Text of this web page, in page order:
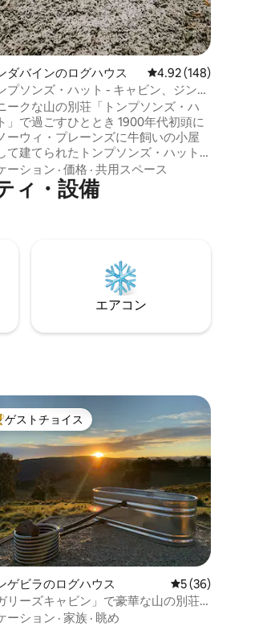
ダバインのログハウス レビュー148件、5つ
4.92 (148)
プソンズ・ハット - キャビン、ジンダ
ンまで5分未満
ークな山の別荘「トンプソンズ・ハ
で過ごすひととき 1900年代初頭に
ーウィ・プレーンズに牛飼いの小屋
て建てられたトンプソンズ・ハット
去にタイムスリップしましょう。 愛
込めて移転され、慎重に修復された
小屋は、素朴な魅力とモダンな快適
、またはただくつろぎたい方に最適
。 暖炉のそばでくつろぎ、素晴らし
景を探索し、この歴史ある宿泊先の
を超えた美しさに浸りましょう。
ーション · 価格 · 共用スペース
ィ・設備
エアコン
好評のゲストチョイスです。
ゲストチョイス
ゲビラのログハウス レビュー36件、5
5 (36)
リーズキャビン」で豪華な山の別荘
ーション · 家族 · 眺め